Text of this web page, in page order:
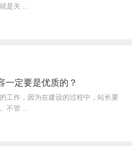
是关 ...
一定要是优质的？
工作，因为在建设的过程中，站长要
不管 ...